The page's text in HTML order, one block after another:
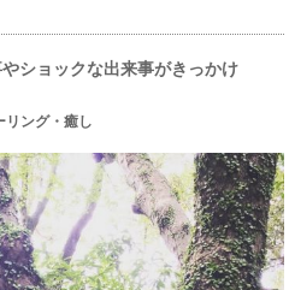
ショックな出来事がきっかけ
リング・癒し